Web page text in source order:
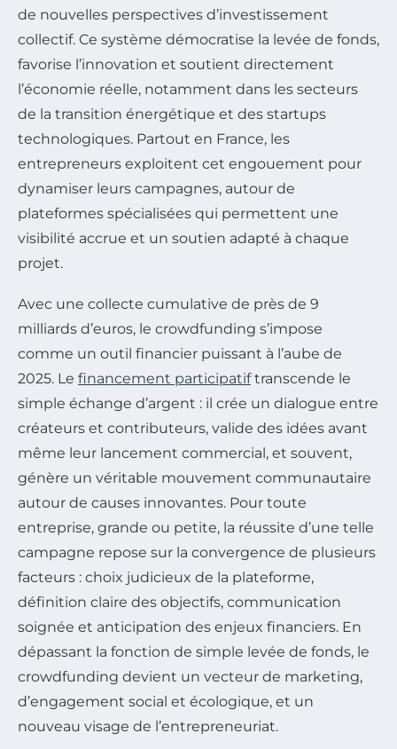
de nouvelles perspectives d’investissement
collectif. Ce système démocratise la levée de fonds,
favorise l’innovation et soutient directement
l’économie réelle, notamment dans les secteurs
de la transition énergétique et des startups
technologiques. Partout en France, les
entrepreneurs exploitent cet engouement pour
dynamiser leurs campagnes, autour de
plateformes spécialisées qui permettent une
visibilité accrue et un soutien adapté à chaque
projet.
Avec une collecte cumulative de près de 9
milliards d’euros, le crowdfunding s’impose
comme un outil financier puissant à l’aube de
2025. Le financement participatiftranscende le
simple échange d’argent : il crée un dialogue entre
créateurs et contributeurs, valide des idées avant
même leur lancement commercial, et souvent,
génère un véritable mouvement communautaire
autour de causes innovantes. Pour toute
entreprise, grande ou petite, la réussite d’une telle
campagne repose sur la convergence de plusieurs
facteurs : choix judicieux de la plateforme,
définition claire des objectifs, communication
soignée et anticipation des enjeux financiers. En
dépassant la fonction de simple levée de fonds, le
crowdfunding devient un vecteur de marketing,
d’engagement social et écologique, et un
nouveau visage de l’entrepreneuriat.